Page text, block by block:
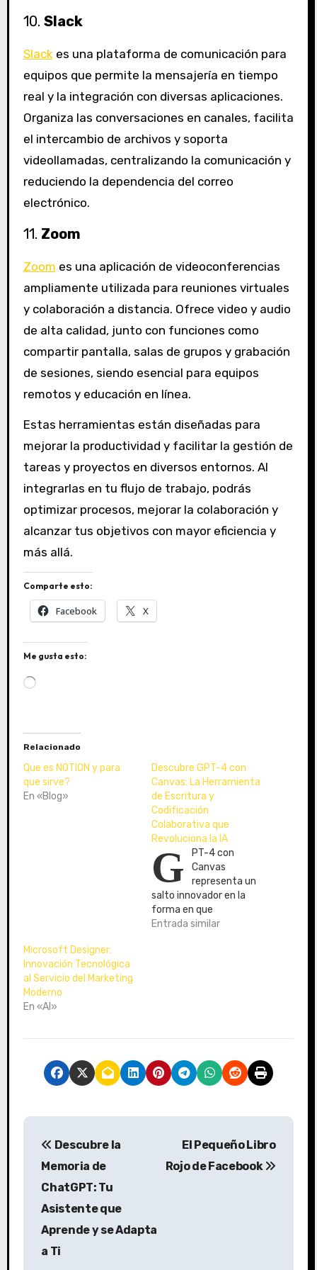
10. Slack
Slack es una plataforma de comunicación para
equipos que permite la mensajería en tiempo
real y la integración con diversas aplicaciones.
Organiza las conversaciones en canales, facilita
el intercambio de archivos y soporta
videollamadas, centralizando la comunicación y
reduciendo la dependencia del correo
electrónico.
11. Zoom
Zoom es una aplicación de videoconferencias
ampliamente utilizada para reuniones virtuales
y colaboración a distancia. Ofrece video y audio
de alta calidad, junto con funciones como
compartir pantalla, salas de grupos y grabación
de sesiones, siendo esencial para equipos
remotos y educación en línea.
Estas herramientas están diseñadas para
mejorar la productividad y facilitar la gestión de
tareas y proyectos en diversos entornos. Al
integrarlas en tu flujo de trabajo, podrás
optimizar procesos, mejorar la colaboración y
alcanzar tus objetivos con mayor eficiencia y
más allá.
Comparte esto:
Facebook X
Me gusta esto:
a
n
d
o
.
Relacionado
Que es NOTION y para
que sirve?
En «Blog»
Descubre GPT-4 con
Canvas: La Herramienta
de Escritura y
Codificación
Colaborativa que
Revoluciona la IA
G
PT-4 con
Canvas
representa un
salto innovador en la
forma en que
interactuamos con la
Entrada similar
Microsoft Designer:
Innovación Tecnológica
al Servicio del Marketing
Moderno
En «AI»
N
Descubre la
Memoria de
ChatGPT: Tu
Asistente que
Aprende y se Adapta
a Ti
El Pequeño Libro
Rojo de Facebook